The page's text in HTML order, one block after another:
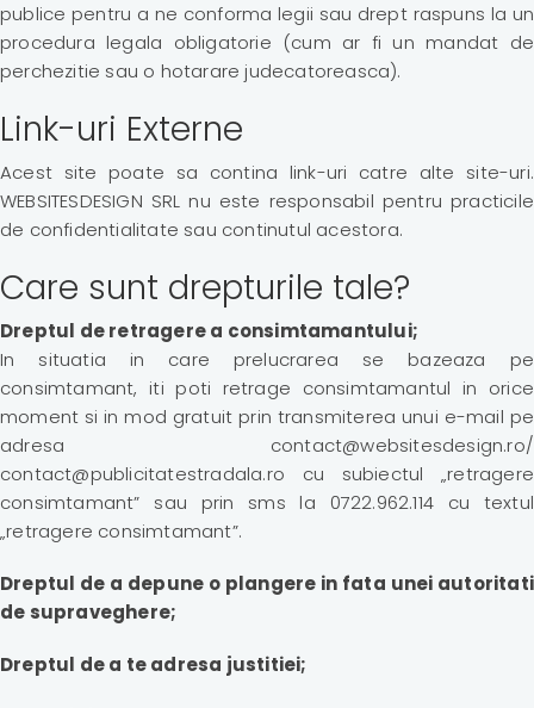
publice pentru a ne conforma legii sau drept raspuns la un
procedura legala obligatorie (cum ar fi un mandat de
perchezitie sau o hotarare judecatoreasca).
Link-uri Externe
Acest site poate sa contina link-uri catre alte site-uri.
WEBSITESDESIGN SRL nu este responsabil pentru practicile
de confidentialitate sau continutul acestora.
Care sunt drepturile tale?
Dreptul de retragere a consimtamantului;
In situatia in care prelucrarea se bazeaza pe
consimtamant, iti poti retrage consimtamantul in orice
moment si in mod gratuit prin transmiterea unui e-mail pe
adresa contact@websitesdesign.ro/
contact@publicitatestradala.ro cu subiectul „retragere
consimtamant” sau prin sms la 0722.962.114 cu textul
„retragere consimtamant”.
Dreptul de a depune o plangere in fata unei autoritati
de supraveghere;
Dreptul de a te adresa justitiei;